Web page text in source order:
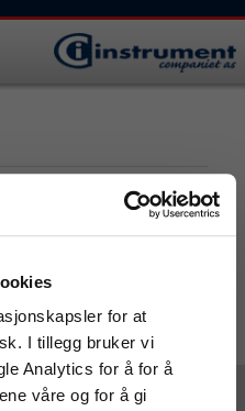
for at
I tillegg bruker vi
Analytics for å for å
våre og for å gi
Bedrift